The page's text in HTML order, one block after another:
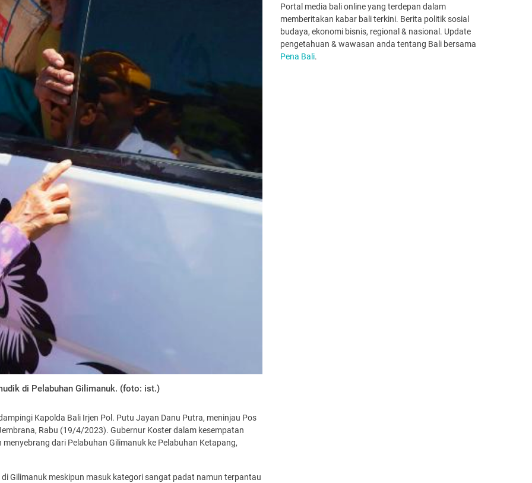
di Pelabuhan Gilimanuk. (foto: ist.)
Kapolda Bali Irjen Pol. Putu Jayan Danu Putra, meninjau Pos
Rabu (19/4/2023). Gubernur Koster dalam kesempatan
dari Pelabuhan Gilimanuk ke Pelabuhan Ketapang,
Gilimanuk meskipun masuk kategori sangat padat namun terpantau
Portal media bali online yang terdepan dalam
memberitakan kabar bali terkini. Berita politik sosial
budaya, ekonomi bisnis, regional & nasional. Update
pengetahuan & wawasan anda tentang Bali bersama
Pena Bali.